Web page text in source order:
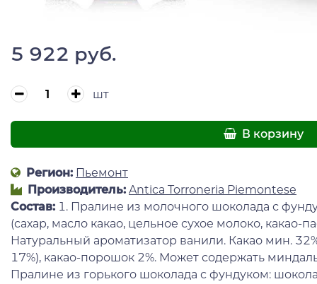
5 922 руб.
шт
В корзину
Регион: Пьемонт
Производитель: Antica Torroneria Piemontese
Состав: 1. Пралине из молочного шоколада с
(сахар, масло какао, цельное сухое молоко, какао-
Натуральный ароматизатор ванили. Какао мин.
17%), какао-порошок 2%. Может содержать
Пралине из горького шоколада с фундуком: